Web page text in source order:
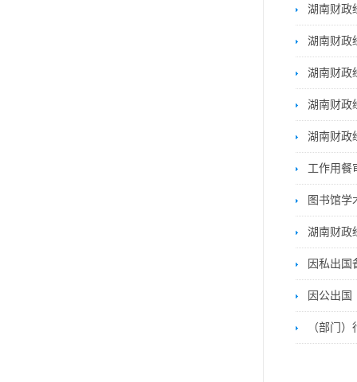
湖南财政
湖南财政
湖南财政
湖南财政
湖南财政
工作用餐
图书馆学
湖南财政
因私出国
因公出国
（部门